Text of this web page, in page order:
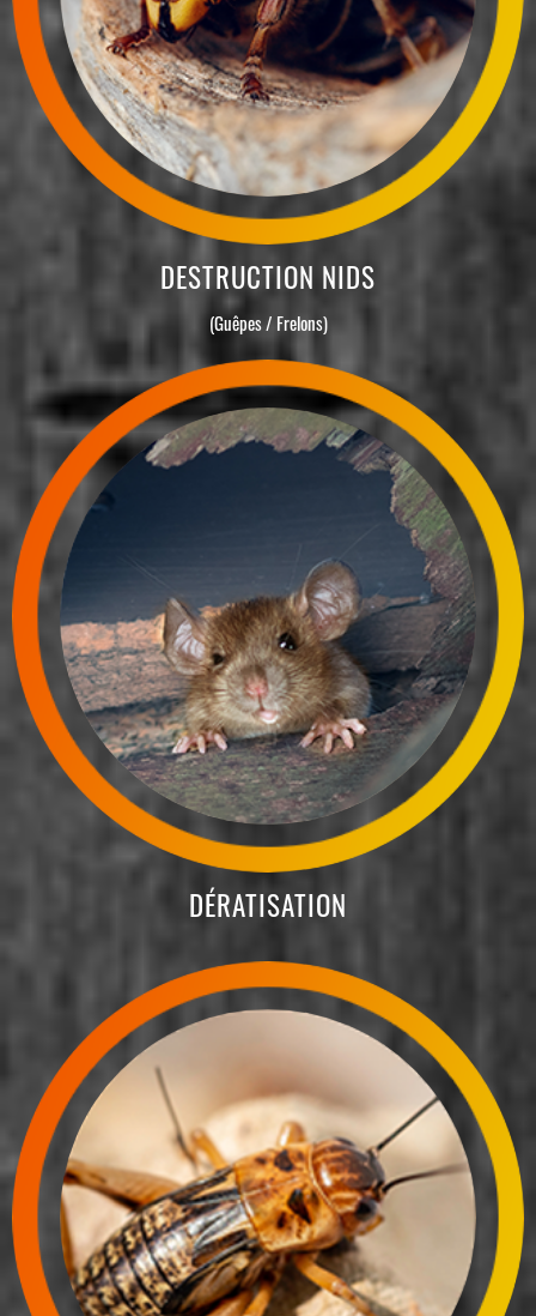
DESTRUCTION NIDS
(Guêpes / Frelons)
DÉRATISATION